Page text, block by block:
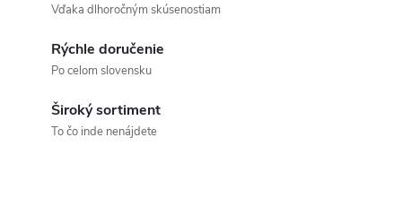
Vďaka dlhoročným skúsenostiam
Rýchle doručenie
Po celom slovensku
Široký sortiment
To čo inde nenájdete